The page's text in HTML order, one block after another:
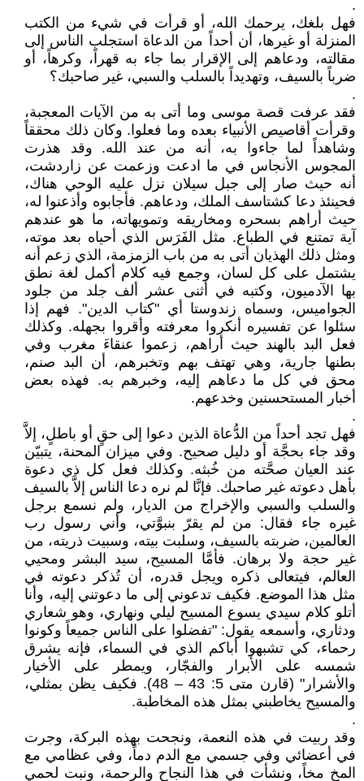
.
فهل بلغك، يرحمك الله، أو قرأت في شيء من الكتب
المنزلة أو غيرها، أن أحداً من الدعاة استجلب الناس إلى
مقالته، ودعاهم إلى الإقرار بما جاء به قهراً، وكرهاً، أو
ضرباً بالسيف، وتهديداً بالسلب والسبي، غير صاحبك؟
.
فقد عرفت قصة موسى وما أتى به من الآيات المعجبة،
وقرأت أقاصيص الأنبياء بعده وما فعلوا. وكان ذلك محققاً
وشاهداً لما جاءوا به، أنه من عند الله. وقد هذرت
المجوس الأنجاس في ما ادعت وزعمت عن زاردشت،
أنه حيث صار إلى جبل سيلان نزل عليه الوحي هناك،
فحينئذ دعا كشتاسف الملك، ودعاهم. فأجابوه وأذعنوا له،
حيث أراهم بسحره ومخاريقه وتمويهاته، ما هو عندهم
آية تمتنع في الطباع. مثل الفَرَس الذي أحياه بعد موته،
ومثل ذلك الهذيان أتى به من باب الزمزمة، الذي زعم أنه
يشتمل على كل لسان، وجمع فيه كلام أكمل لغة نطق
بها الآدميون، وكتبه في أثنى عشر ألف جلد من جلود
الجواميس، وسماه زندوستا أي "كتاب الدين". فهم إذا
سئلوا عن تفسيره أنكروا معرفته وأقروا بجهله. وكذلك
فعل البد بالهند حيث أراهم، زعموا عنقاءَ مغرب وفي
بطنها جارية، وهي تهتف بهم وتخبرهم، أن البد صنم،
محق في كل ما دعاهم إليه، وخبرهم به. فهذه بعض
أخبار المستحسنين وخدعهم.
.
فهل تجد أحداً من الدُّعاة الذين دعوا إلى حقٍ أو باطلٍ، إلاَّ
وقد جاء بحجَّة أو دليل صحيح. وفي ميزان المحنة، يتبيّن
عند العيان صحَّته من خُبثه. وكذلك فعل كل ذي دعوة
بأهل دعوته غير صاحبك. فإنَّا لم نره دعا الناس إلاَّ بالسيف
والسلب والسبي والإخراج من الديار، ولم نسمع برجل
غيره جاء فقال: من لم يقرّ بنبوَّتي، وأني رسول رب
العالمين، ضربته بالسيف، وسلبت بيته، وسبيت ذريته، من
غير حجة ولا برهان. فأمَّا المسيح، سيد البشر ومحيي
العالم، فيتعالى ذكره ويجل قدره، أن تُذكر دعوته في
مثل هذا الموضع. فكيف تدعوني إلى ما دعوتني إليه، وأنا
أتلو كلام سيدي يسوع المسيح ليلي ونهاري، وهو شعاري
ودثاري، وأسمعه يقول: "تفضلوا على الناس جميعاً وكونوا
رحماء، كي تشبهوا أباكم الذي في السماء، فإنه يشرق
شمسه على الأبرار والفجّار، ويمطر على الأخيار
والأشرار" (قارن متى 5: 43 – 48). فكيف يظن بمثلي،
والمسيح يخاطبني بمثل هذه المخاطبة.
.
وقد ربيت في هذه النعمة، ونجحت بهذه البركة، وجرت
في أعضائي وفي جسمي مع الدم دماً، وفي عظامي مع
المخ مخاً، ونشأت في هذا النجاح والرحمة، ونبت لحمي